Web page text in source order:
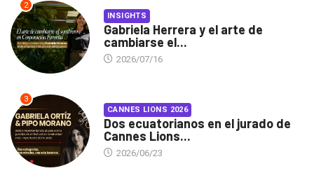
2
INSIGHTS
Gabriela Herrera y el arte de
cambiarse el...
2026/07/16
3
CANNES LIONS 2026
Dos ecuatorianos en el jurado de
Cannes Lions...
2026/06/23